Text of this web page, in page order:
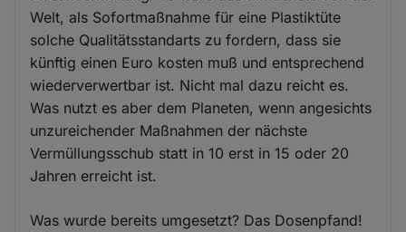
Welt, als Sofortmaßnahme für eine Plastiktüte
solche Qualitätsstandarts zu fordern, dass sie
künftig einen Euro kosten muß und entsprechend
wiederverwertbar ist. Nicht mal dazu reicht es.
Was nutzt es aber dem Planeten, wenn angesichts
unzureichender Maßnahmen der nächste
Vermüllungsschub statt in 10 erst in 15 oder 20
Jahren erreicht ist.
Was wurde bereits umgesetzt? Das Dosenpfand!